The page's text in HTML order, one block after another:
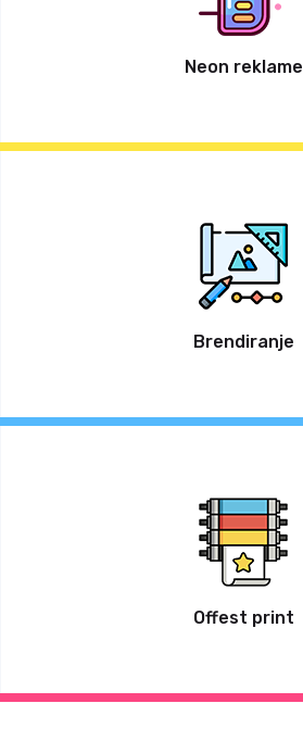
Neon reklame
Brendiranje
Offest print